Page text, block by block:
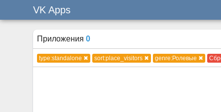
VK Apps
Приложения0
type:standalone ✖ sort:place_visitors ✖ genre:Ролевые ✖